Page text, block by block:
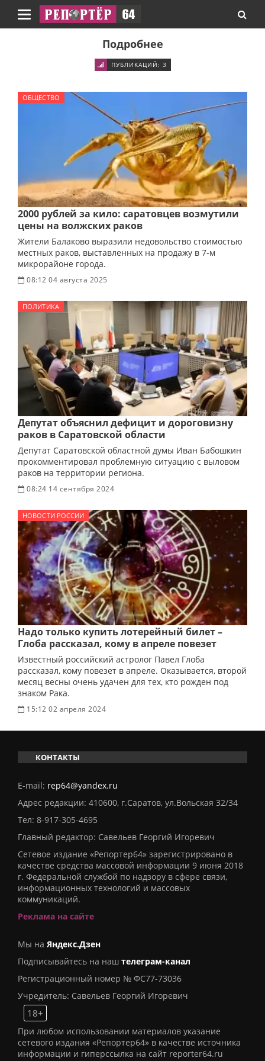
Навигация
Подробнее
ПУБЛИКАЦИЙ: 3
ОБЩЕСТВО
2000 рублей за кило: саратовцев возмутили
цены на волжских раков
Жители Балаково выразили недовольство стоимостью
местных раков, выставленных на продажу в 7-м
микрорайоне города.
08:12 04 августа 2025
ПОЛИТИКА
Депутат объяснил дефицит и дороговизну
раков в Саратовской области
Депутат Саратовской областной думы Иван Бабошкин
прокомментировал проблемную ситуацию с выловом
раков на территории региона.
08:24 14 сентября 2024
НОВОСТИ РОССИИ
Надо только купить лотерейный билет –
Глоба рассказал, кому в апреле повезет
Известный российский астролог Павел Глоба
рассказал, кому повезет в апреле. Оказывается, второй
месяц весны очень удачен для тех, кто рожден под
знаком Рака.
15:12 02 апреля 2024
КОНТАКТЫ
E-mail: rep64@yandex.ru
Адрес редакции: 410600, г.Саратов, ул.Вольская 32/34
Тел: 8-917-305-4695
Главный редактор: Савельев Георгий Игоревич
Сетевое издание «Репортер64» зарегистрировано в
качестве средства массовой информации 9 июня 2018
г. Федеральной службой по надзору в сфере связи,
информационных технологий и массовых
коммуникаций.
Реклама на сайте
Мы на Яндекс.Дзен
Подписывайтесь на наш телеграм-канал
Регистрационный номер № ФС77-73036
Учредитель: Савельев Георгий Игоревич
18+
При любом использовании материалов указание
сетевого издания «Репортер64» в качестве источника
информации и гиперссылка на сайт reporter64.ru